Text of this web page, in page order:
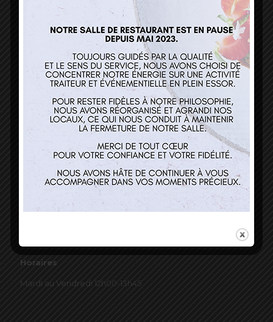
1 Lieu Dit Sur Les Prés
68160 Sainte Marie Aux Mines
contact@atelierdeguillaume.fr
Nos services
Restaurant
Contact
Horaires
Mardi au Vendredi 12h00-13h45